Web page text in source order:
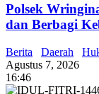
Polsek
dan Berbagi
Berita Daerah
Agustus 7, 2026
16:46